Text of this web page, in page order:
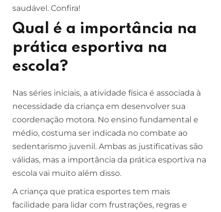
saudável. Confira!
Qual é a importância na
prática esportiva na
escola?
Nas séries iniciais, a atividade física é associada à
necessidade da criança em desenvolver sua
coordenação motora. No ensino fundamental e
médio, costuma ser indicada no combate ao
sedentarismo juvenil. Ambas as justificativas são
válidas, mas a importância da prática esportiva na
escola vai muito além disso.
A criança que pratica esportes tem mais
facilidade para lidar com frustrações, regras e